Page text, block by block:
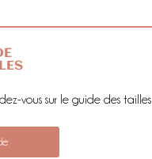
vous sur le guide des tailles